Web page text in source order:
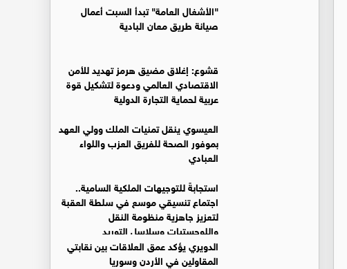
"الأشغال العامة" تبدأ السبت أعمال
صيانة طريق معان البادية
قشوع: إغلاق مضيق هرمز تهديد للأمن
الاقتصادي العالمي ودعوة لتشكيل قوة
عربية لحماية التجارة الدولية
العيسوي ينقل تمنيات الملك وولي العهد
بموفور الصحة للفريق العزب واللواء
العبادي
استجابةً للتوجيهات الملكية السامية..
اجتماع تنسيقي موسع في سلطة العقبة
لتعزيز جاهزية منظومة النقل
واللوجستيات وسلاسل التوريد
الدويري يؤكد عمق العلاقات بين نقابتي
المقاولين في الأردن وسوريا